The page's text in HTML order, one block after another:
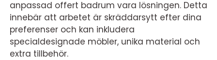
anpassad offert badrum vara lösningen. Detta
innebär att arbetet är skräddarsytt efter dina
preferenser och kan inkludera
specialdesignade möbler, unika material och
extra tillbehör.